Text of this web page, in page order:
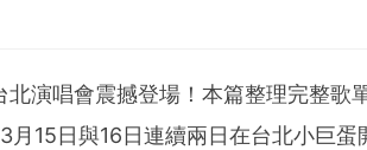
演唱會震撼登場！本篇整理完整歌
月15日與16日連續兩日在台北小巨蛋